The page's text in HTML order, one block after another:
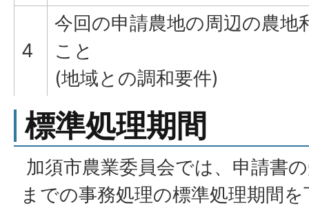
4
今回の申請農地の周辺の農地
こと
(地域との調和要件)
標準処理期間
加須市農業委員会では、申請書
までの事務処理の標準処理期間